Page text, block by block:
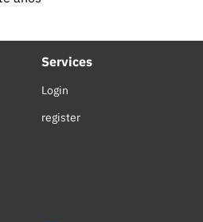
Services
Login
register